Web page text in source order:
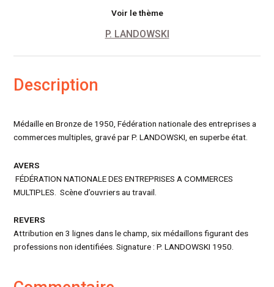
Voir le thème
P. LANDOWSKI
Description
Médaille en Bronze de 1950, Fédération nationale des entreprises a
commerces multiples, gravé par P. LANDOWSKI, en superbe état.
AVERS
FÉDÉRATION NATIONALE DES ENTREPRISES A COMMERCES
MULTIPLES. Scène d’ouvriers au travail.
REVERS
Attribution en 3 lignes dans le champ, six médaillons figurant des
professions non identifiées. Signature : P. LANDOWSKI 1950.